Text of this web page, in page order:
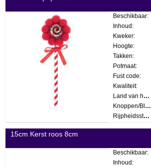
Beschikbaar:
Inhoud:
Kweker:
Hoogte:
Takken:
Potmaat:
Fust code:
Kwaliteit:
Land van herkomst:
Knoppen/Bloemen:
Rijpheidsstadium:
15cm Kerst roos 8cm
Beschikbaar:
Inhoud: